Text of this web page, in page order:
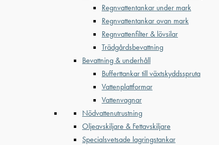
Regnvattentankar under mark
Regnvattentankar ovan mark
Regnvattenfilter & lövsilar
Trädgårdsbevattning
Bevattning & underhåll
Bufferttankar till växtskyddsspruta
Vattenplattformar
Vattenvagnar
Nödvattenutrustning
Oljeavskiljare & Fettavskiljare
Specialsvetsade lagringstankar